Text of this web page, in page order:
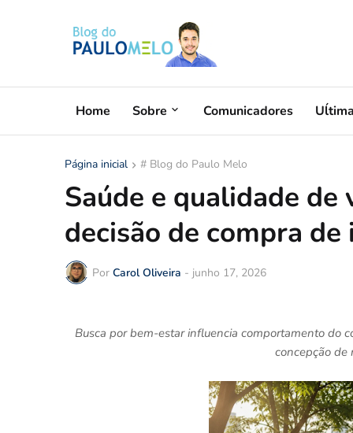
Home Sobre Comunicadores
Página inicial # Blog do Paulo Melo
Saúde e qualidade
decisão de compra
Por Carol Oliveira - junho 17, 2026
Busca por bem-estar influencia comportamento do
concepção de